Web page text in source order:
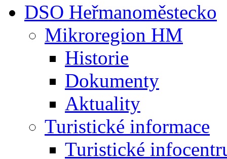
DSO Heřmanoměstecko
Mikroregion HM
Historie
Dokumenty
Aktuality
Turistické informace
Turistické